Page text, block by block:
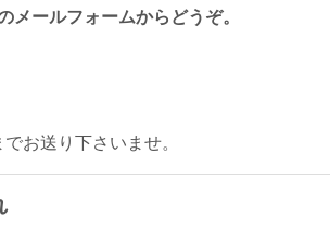
ールフォームからどうぞ。
でお送り下さいませ。